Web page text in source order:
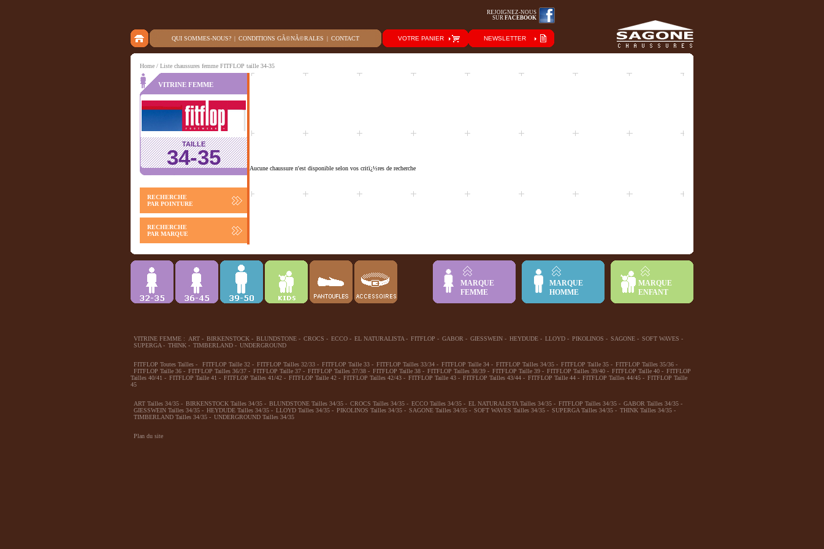
QUI SOMMES-NOUS? | CONDITIONS GÃ©NÃ©RALES | CONTACT VOTRE PANIER NEWSLETTER
REJOIGNEZ-NOUS
SUR FACEBOOK
Home / Liste chaussures femme FITFLOP taille 34-35
VITRINE FEMME
TAILLE
34-35
RECHERCHE
PAR POINTURE
RECHERCHE
PAR MARQUE
Aucune chaussure n'est disponible selon vos critï¿½res de recherche
MARQUE
FEMME
MARQUE
HOMME
MARQUE
ENFANT
VITRINE FEMME : ART - BIRKENSTOCK - BLUNDSTONE - CROCS - ECCO - EL NATURALISTA - FITFLOP - GABOR - GIESSWEIN - HEYDUDE - LLOYD - PIKOLINOS - SAGONE - SOFT WAVES -
SUPERGA - THINK - TIMBERLAND - UNDERGROUND
FITFLOP Toutes Tailles - FITFLOP Taille 32 - FITFLOP Tailles 32/33 - FITFLOP Taille 33 - FITFLOP Tailles 33/34 - FITFLOP Taille 34 - FITFLOP Tailles 34/35 - FITFLOP Taille 35 - FITFLOP Tailles 35/36 -
FITFLOP Taille 36 - FITFLOP Tailles 36/37 - FITFLOP Taille 37 - FITFLOP Tailles 37/38 - FITFLOP Taille 38 - FITFLOP Tailles 38/39 - FITFLOP Taille 39 - FITFLOP Tailles 39/40 - FITFLOP Taille 40 - FITFLOP
Tailles 40/41 - FITFLOP Taille 41 - FITFLOP Tailles 41/42 - FITFLOP Taille 42 - FITFLOP Tailles 42/43 - FITFLOP Taille 43 - FITFLOP Tailles 43/44 - FITFLOP Taille 44 - FITFLOP Tailles 44/45 - FITFLOP Taille
45
ART Tailles 34/35 - BIRKENSTOCK Tailles 34/35 - BLUNDSTONE Tailles 34/35 - CROCS Tailles 34/35 - ECCO Tailles 34/35 - EL NATURALISTA Tailles 34/35 - FITFLOP Tailles 34/35 - GABOR Tailles 34/35 -
GIESSWEIN Tailles 34/35 - HEYDUDE Tailles 34/35 - LLOYD Tailles 34/35 - PIKOLINOS Tailles 34/35 - SAGONE Tailles 34/35 - SOFT WAVES Tailles 34/35 - SUPERGA Tailles 34/35 - THINK Tailles 34/35 -
TIMBERLAND Tailles 34/35 - UNDERGROUND Tailles 34/35
Plan du site